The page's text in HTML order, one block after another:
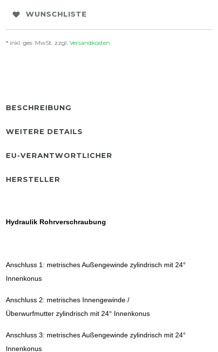
WUNSCHLISTE
* inkl. ges. MwSt. zzgl. Versandkosten
BESCHREIBUNG
WEITERE DETAILS
EU-VERANTWORTLICHER
HERSTELLER
Hydraulik Rohrverschraubung
Anschluss 1: metrisches Außengewinde zylindrisch mit 24°
Innenkonus
Anschluss 2: metrisches Innengewinde /
Überwurfmutter zylindrisch mit 24° Innenkonus
Anschluss 3: metrisches Außengewinde zylindrisch mit 24°
Innenkonus